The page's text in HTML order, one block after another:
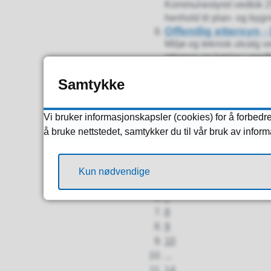
Kommunestyret vedtok
henhold til plan- og
Offentlig ettersyn
Miljø og teknisk utvalg
ettersyn og høring i
Reguleringsplan for
Viser71-80av145artikler,
Forrige
2
7
Samtykke
Vi bruker informasjonskapsler (cookies) for å
å bruke nettstedet, samtykker du til vår bruk av
Kun nødvendige